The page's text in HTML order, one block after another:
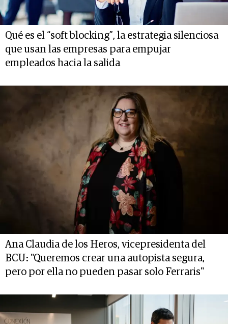
Qué es el “soft blocking”, la estrategia silenciosa
que usan las empresas para empujar
empleados hacia la salida
Ana Claudia de los Heros, vicepresidenta del
BCU: "Queremos crear una autopista segura,
pero por ella no pueden pasar solo Ferraris"